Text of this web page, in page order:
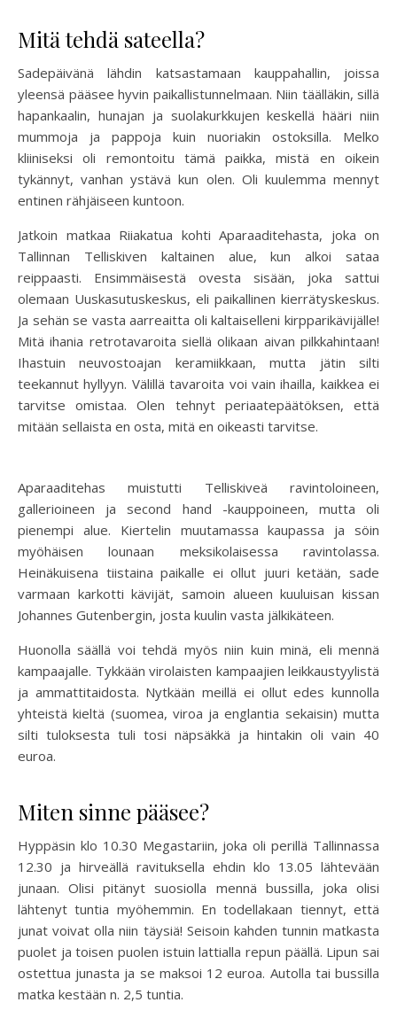
Mitä tehdä sateella?
Sadepäivänä lähdin katsastamaan kauppahallin, joissa
yleensä pääsee hyvin paikallistunnelmaan. Niin täälläkin, sillä
hapankaalin, hunajan ja suolakurkkujen keskellä hääri niin
mummoja ja pappoja kuin nuoriakin ostoksilla. Melko
kliiniseksi oli remontoitu tämä paikka, mistä en oikein
tykännyt, vanhan ystävä kun olen. Oli kuulemma mennyt
entinen rähjäiseen kuntoon.
Jatkoin matkaa Riiakatua kohti Aparaaditehasta, joka on
Tallinnan Telliskiven kaltainen alue, kun alkoi sataa
reippaasti. Ensimmäisestä ovesta sisään, joka sattui
olemaan Uuskasutuskeskus, eli paikallinen kierrätyskeskus.
Ja sehän se vasta aarreaitta oli kaltaiselleni kirpparikävijälle!
Mitä ihania retrotavaroita siellä olikaan aivan pilkkahintaan!
Ihastuin neuvostoajan keramiikkaan, mutta jätin silti
teekannut hyllyyn. Välillä tavaroita voi vain ihailla, kaikkea ei
tarvitse omistaa. Olen tehnyt periaatepäätöksen, että
mitään sellaista en osta, mitä en oikeasti tarvitse.
Aparaaditehas muistutti Telliskiveä ravintoloineen,
gallerioineen ja second hand -kauppoineen, mutta oli
pienempi alue. Kiertelin muutamassa kaupassa ja söin
myöhäisen lounaan meksikolaisessa ravintolassa.
Heinäkuisena tiistaina paikalle ei ollut juuri ketään, sade
varmaan karkotti kävijät, samoin alueen kuuluisan kissan
Johannes Gutenbergin, josta kuulin vasta jälkikäteen.
Huonolla säällä voi tehdä myös niin kuin minä, eli mennä
kampaajalle. Tykkään virolaisten kampaajien leikkaustyylistä
ja ammattitaidosta. Nytkään meillä ei ollut edes kunnolla
yhteistä kieltä (suomea, viroa ja englantia sekaisin) mutta
silti tuloksesta tuli tosi näpsäkkä ja hintakin oli vain 40
euroa.
Miten sinne pääsee?
Hyppäsin klo 10.30 Megastariin, joka oli perillä Tallinnassa
12.30 ja hirveällä ravituksella ehdin klo 13.05 lähtevään
junaan. Olisi pitänyt suosiolla mennä bussilla, joka olisi
lähtenyt tuntia myöhemmin. En todellakaan tiennyt, että
junat voivat olla niin täysiä! Seisoin kahden tunnin matkasta
puolet ja toisen puolen istuin lattialla repun päällä. Lipun sai
ostettua junasta ja se maksoi 12 euroa. Autolla tai bussilla
matka kestään n. 2,5 tuntia.